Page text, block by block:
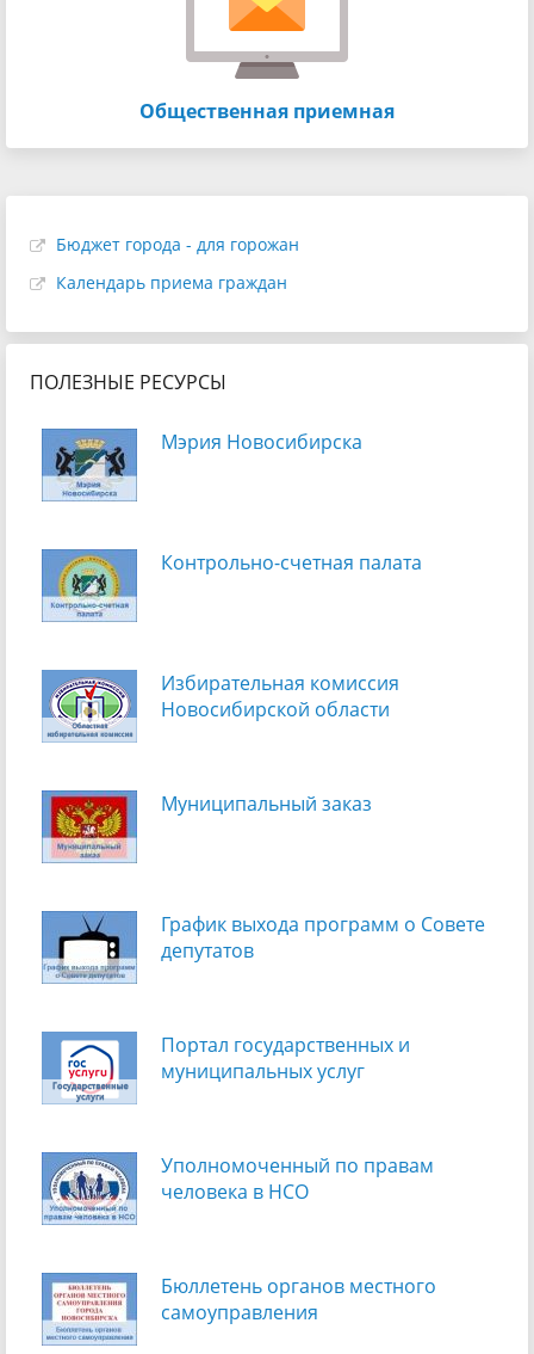
Общественная приемная
Бюджет города - для горожан
Календарь приема граждан
ПОЛЕЗНЫЕ РЕСУРСЫ
Мэрия Новосибирска
Контрольно-счетная палата
Избирательная комиссия
Новосибирской области
Муниципальный заказ
График выхода программ о Cовете
депутатов
Портал государственных и
муниципальных услуг
Уполномоченный по правам
человека в НСО
Бюллетень органов местного
самоуправления